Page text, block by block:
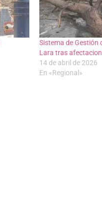
Sistema de Gestión
Lara tras
14 de abril de 2026
En «Regional»